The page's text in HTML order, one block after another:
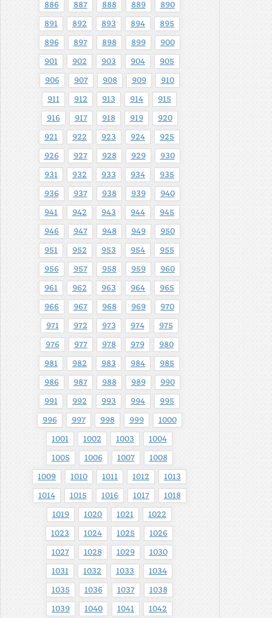
886 887 888 889 890
891 892 893 894 895
896 897 898 899 900
901 902 903 904 905
906 907 908 909 910
911 912 913 914 915
916 917 918 919 920
921 922 923 924 925
926 927 928 929 930
931 932 933 934 935
936 937 938 939 940
941 942 943 944 945
946 947 948 949 950
951 952 953 954 955
956 957 958 959 960
961 962 963 964 965
966 967 968 969 970
971 972 973 974 975
976 977 978 979 980
981 982 983 984 985
986 987 988 989 990
991 992 993 994 995
996 997 998 999 1000
1001 1002 1003 1004
1005 1006 1007 1008
1009 1010 1011 1012 1013
1014 1015 1016 1017 1018
1019 1020 1021 1022
1023 1024 1025 1026
1027 1028 1029 1030
1031 1032 1033 1034
1035 1036 1037 1038
1039 1040 1041 1042